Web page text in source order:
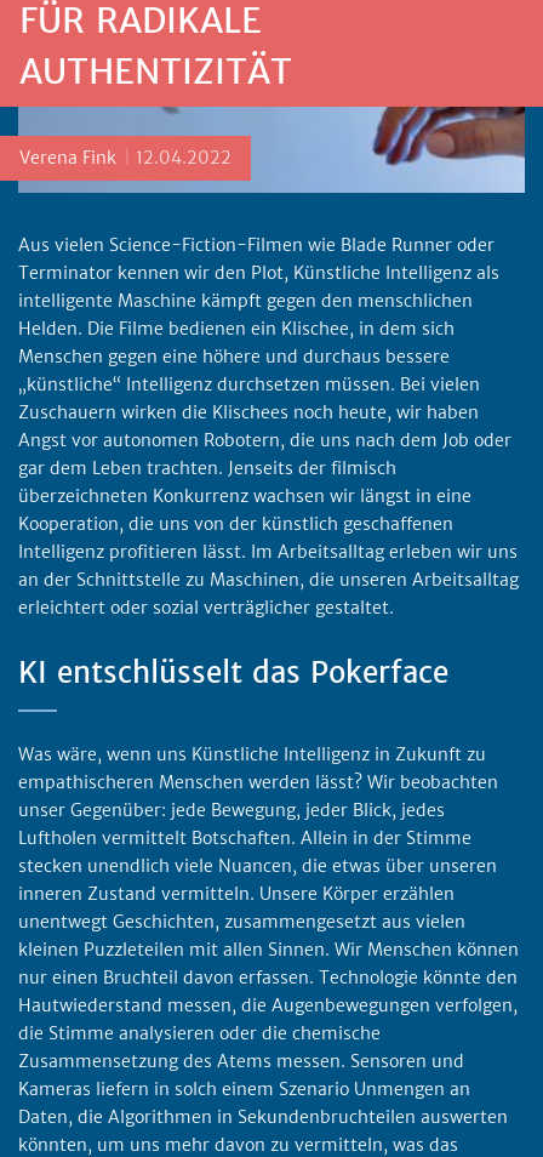
FÜR RADIKALE
AUTHENTIZITÄT
Posted by
Verena Fink 12.04.2022
Aus vielen Science-Fiction-Filmen wie Blade Runner oder
Terminator kennen wir den Plot, Künstliche Intelligenz als
intelligente Maschine kämpft gegen den menschlichen
Helden. Die Filme bedienen ein Klischee, in dem sich
Menschen gegen eine höhere und durchaus bessere
„künstliche“ Intelligenz durchsetzen müssen. Bei vielen
Zuschauern wirken die Klischees noch heute, wir haben
Angst vor autonomen Robotern, die uns nach dem Job oder
gar dem Leben trachten. Jenseits der filmisch
überzeichneten Konkurrenz wachsen wir längst in eine
Kooperation, die uns von der künstlich geschaffenen
Intelligenz profitieren lässt. Im Arbeitsalltag erleben wir uns
an der Schnittstelle zu Maschinen, die unseren Arbeitsalltag
erleichtert oder sozial verträglicher gestaltet.
KI entschlüsselt das Pokerface
Was wäre, wenn uns Künstliche Intelligenz in Zukunft zu
empathischeren Menschen werden lässt? Wir beobachten
unser Gegenüber: jede Bewegung, jeder Blick, jedes
Luftholen vermittelt Botschaften. Allein in der Stimme
stecken unendlich viele Nuancen, die etwas über unseren
inneren Zustand vermitteln. Unsere Körper erzählen
unentwegt Geschichten, zusammengesetzt aus vielen
kleinen Puzzleteilen mit allen Sinnen. Wir Menschen können
nur einen Bruchteil davon erfassen. Technologie könnte den
Hautwiederstand messen, die Augenbewegungen verfolgen,
die Stimme analysieren oder die chemische
Zusammensetzung des Atems messen. Sensoren und
Kameras liefern in solch einem Szenario Unmengen an
Daten, die Algorithmen in Sekundenbruchteilen auswerten
könnten, um uns mehr davon zu vermitteln, was das